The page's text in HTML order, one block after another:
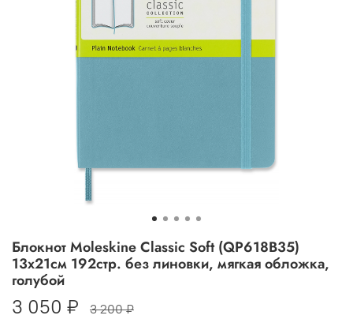
Блокнот Moleskine Classic Soft (QP618B35)
13х21см 192стр. без линовки, мягкая обложка,
голубой
3 050 ₽ 3 200 ₽